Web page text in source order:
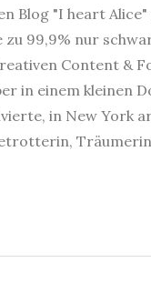
Blog "I heart
99,9% nur
Content &
in einem kleinen
in New York